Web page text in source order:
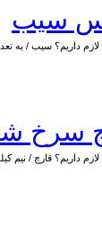
سیب
لازم داریم؟ سیب / به
سرخ
داریم؟ قارچ / نیم کیلو